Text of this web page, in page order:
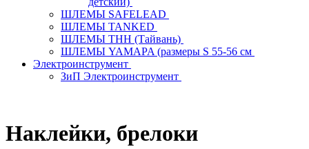
ШЛЕМЫ SAFELEAD
ШЛЕМЫ TANKED
ШЛЕМЫ THH (Тайвань)
ШЛЕМЫ YAMAPA (размеры S 55-56 см
Электроинструмент
ЗиП Электроинструмент
Наклейки, брелоки